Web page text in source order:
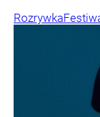
Rozrywka